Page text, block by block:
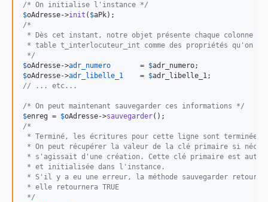
/* On initialise l'instance */
$oAdresse->init ( $aPk
/*
* Dès cet instant, notre objet présente chaque colonne
* table t_interlocuteur_int comme des propriétés qu'on
*/
$oAdresse->adr_numero
       =
$adr_numero
$oAdresse->adr_libelle_1
    =
$adr_libelle_1
// ... etc...
/* On peut maintenant sauvegarder ces informations */
$enreg = $oAdresse->sauvegarder
/*
* Terminé, les écritures pour cette ligne sont terminées.
* On peut récupérer la valeur de la clé primaire si
* s'agissait d'une création. Cette clé primaire est
* et initialisée dans l'instance.
* S'il y a eu une erreur, la méthode sauvegarder
* elle retournera TRUE
*/